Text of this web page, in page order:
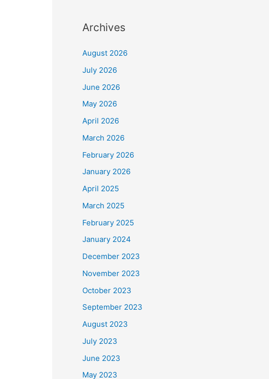
Archives
August 2026
July 2026
June 2026
May 2026
April 2026
March 2026
February 2026
January 2026
April 2025
March 2025
February 2025
January 2024
December 2023
November 2023
October 2023
September 2023
August 2023
July 2023
June 2023
May 2023